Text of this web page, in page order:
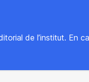
de l’institut. En